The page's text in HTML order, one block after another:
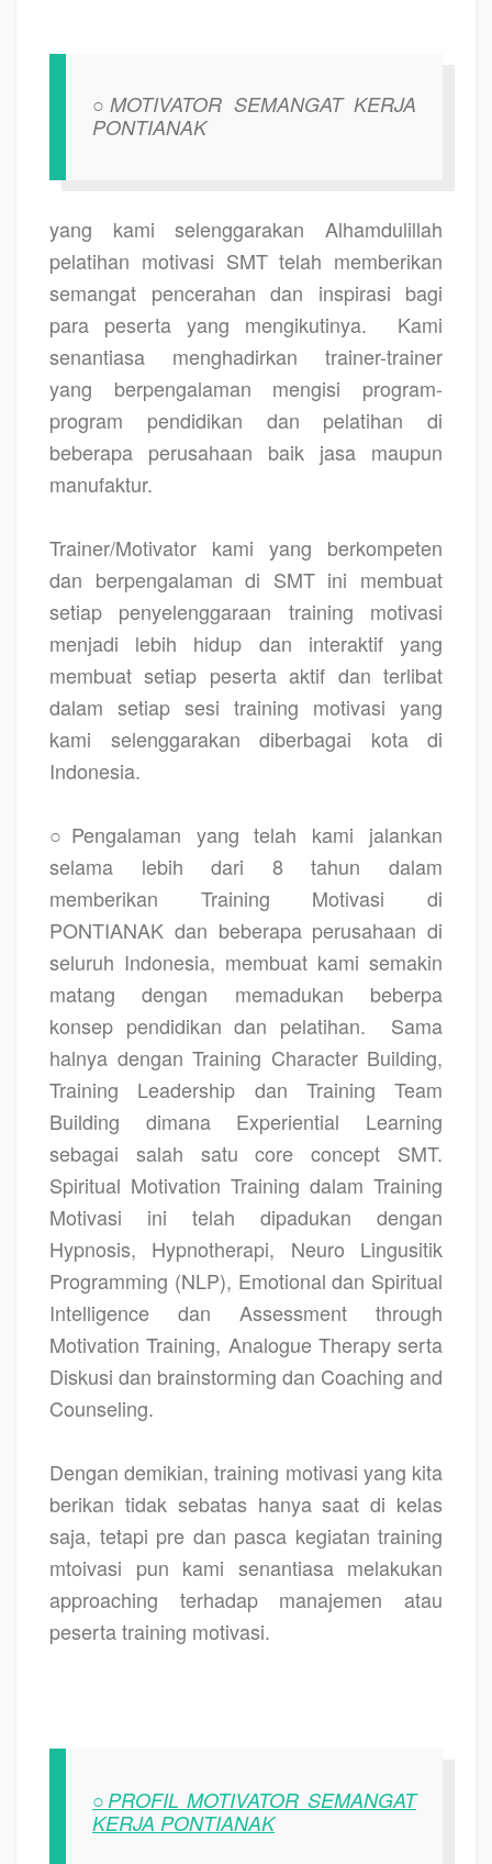
○MOTIVATOR SEMANGAT KERJA
PONTIANAK
yang kami selenggarakan Alhamdulillah
pelatihan motivasi SMT telah memberikan
semangat pencerahan dan inspirasi bagi
para peserta yang mengikutinya.
Kami
senantiasa menghadirkan trainer-trainer
yang berpengalaman mengisi program-
program pendidikan dan pelatihan di
beberapa perusahaan baik jasa maupun
manufaktur.
Trainer/Motivator kami yang berkompeten
dan berpengalaman di SMT ini membuat
setiap penyelenggaraan training motivasi
menjadi lebih hidup dan interaktif yang
membuat setiap peserta aktif dan terlibat
dalam setiap sesi training motivasi yang
kami selenggarakan diberbagai kota di
Indonesia.
○Pengalaman yang telah kami jalankan
selama lebih dari 8 tahun dalam
memberikan Training Motivasi di
PONTIANAK dan beberapa perusahaan di
seluruh Indonesia, membuat kami semakin
matang dengan memadukan beberpa
konsep pendidikan dan pelatihan.
Sama
halnya dengan Training Character Building,
Training Leadership dan Training Team
Building dimana Experiential Learning
sebagai salah satu core concept SMT.
Spiritual Motivation Training dalam Training
Motivasi ini telah dipadukan dengan
Hypnosis, Hypnotherapi, Neuro Lingusitik
Programming (NLP), Emotional dan Spiritual
Intelligence dan Assessment through
Motivation Training, Analogue Therapy serta
Diskusi dan brainstorming dan Coaching and
Counseling.
Dengan demikian, training motivasi yang kita
berikan tidak sebatas hanya saat di kelas
saja, tetapi pre dan pasca kegiatan training
mtoivasi pun kami senantiasa melakukan
approaching terhadap manajemen atau
peserta training motivasi.
○PROFIL MOTIVATOR SEMANGAT
KERJA PONTIANAK